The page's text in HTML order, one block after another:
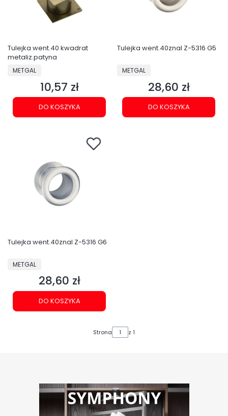
Tulejka went.40 kwadrat
metaliz.patyna
PRODUCENT
METGAL
Cena
10,57 zł
DO KOSZYKA
Tulejka went.40znal Z-5316 G5
PRODUCENT
METGAL
Cena
28,60 zł
DO KOSZYKA
Tulejka went.40znal Z-5316 G6
PRODUCENT
METGAL
Cena
28,60 zł
DO KOSZYKA
Strona z 1